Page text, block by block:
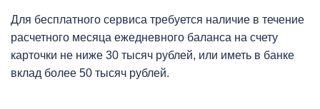
Для бесплатного сервиса требуется наличие в течение
расчетного месяца ежедневного баланса на счету
карточки не ниже 30 тысяч рублей, или иметь в банке
вклад более 50 тысяч рублей.